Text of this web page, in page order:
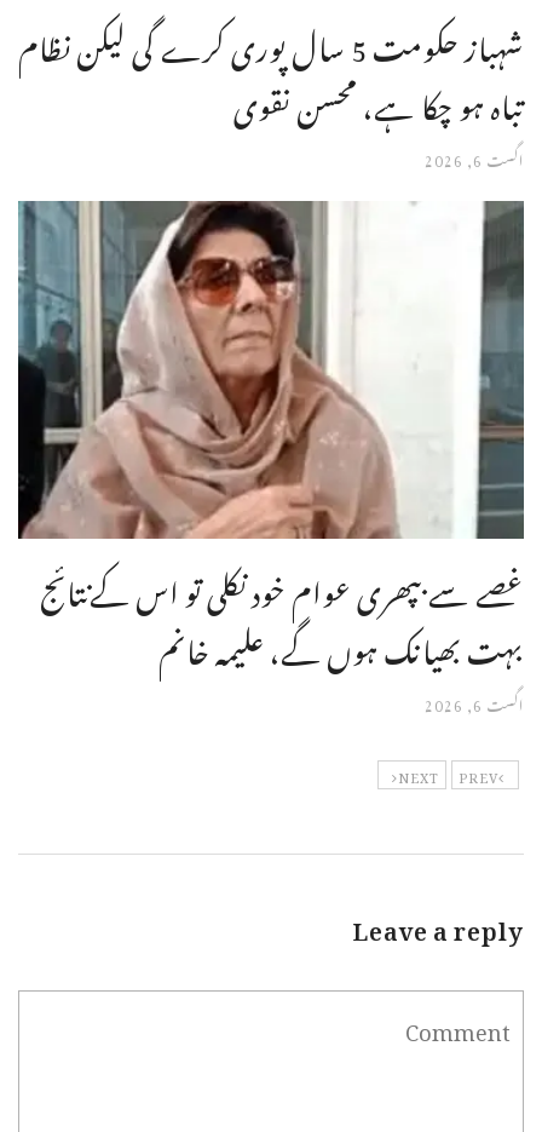
شہباز حکومت 5 سال پوری کرے گی لیکن نظام
تباہ ہو چکا ہے، محسن نقوی
اگست 6, 2026
غصے سے بپھری عوام خود نکلی تو اس کےنتائج
بہت بھیانک ہوں گے، علیمہ خانم
اگست 6, 2026
PREV
NEXT
Leave a reply